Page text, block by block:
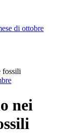
di ottobre
fossili
nei